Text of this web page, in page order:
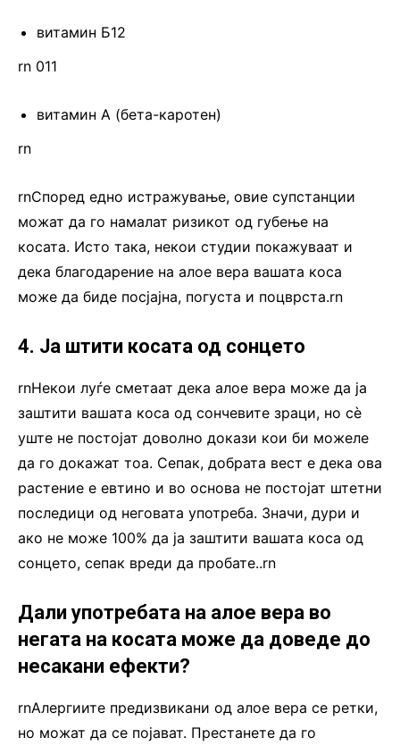
витамин Б12
rn 011
витамин А (бета-каротен)
rn
rnСпоред едно истражување, овие супстанции
можат да го намалат ризикот од губење на
косата. Исто така, некои студии покажуваат и
дека благодарение на алое вера вашата коса
може да биде посјајна, погуста и поцврста.rn
4. Ја штити косата од сонцето
rnНекои луѓе сметаат дека алое вера може да ја
заштити вашата коса од сончевите зраци, но сè
уште не постојат доволно докази кои би можеле
да го докажат тоа. Сепак, добрата вест е дека ова
растение е евтино и во основа не постојат штетни
последици од неговата употреба. Значи, дури и
ако не може 100% да ја заштити вашата коса од
сонцето, сепак вреди да пробате..rn
Дали употребата на алое вера во
негата на косата може да доведе до
несакани ефекти?
rnАлергиите предизвикани од алое вера се ретки,
но можат да се појават. Престанете да го